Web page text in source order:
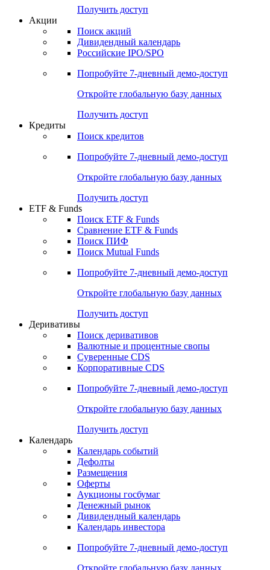
Получить доступ
Акции
Поиск акций
Дивидендный календарь
Российские IPO/SPO
Попробуйте 7-дневный демо-доступ
Откройте глобальную базу данных
Получить доступ
Кредиты
Поиск кредитов
Попробуйте 7-дневный демо-доступ
Откройте глобальную базу данных
Получить доступ
ETF & Funds
Поиск ETF & Funds
Сравнение ETF & Funds
Поиск ПИФ
Поиск Mutual Funds
Попробуйте 7-дневный демо-доступ
Откройте глобальную базу данных
Получить доступ
Деривативы
Поиск деривативов
Валютные и процентные свопы
Суверенные CDS
Корпоративные CDS
Попробуйте 7-дневный демо-доступ
Откройте глобальную базу данных
Получить доступ
Календарь
Календарь событий
Дефолты
Размещения
Оферты
Аукционы госбумаг
Денежный рынок
Дивидендный календарь
Календарь инвестора
Попробуйте 7-дневный демо-доступ
Откройте глобальную базу данных